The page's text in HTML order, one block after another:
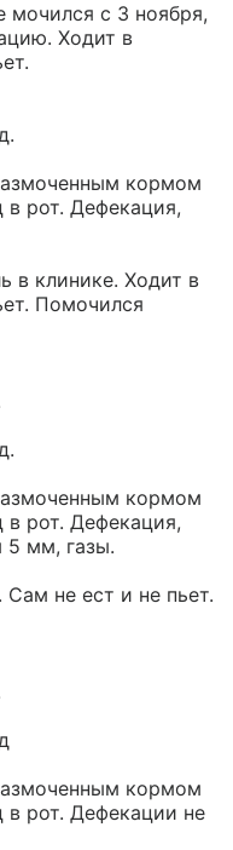
мочился с 3 ноября,
Ходит в
кормом
рот. Дефекация,
в клинике. Ходит в
Помочился
кормом
рот. Дефекация,
5 мм, газы.
не ест и не пьет.
кормом
рот. Дефекации не